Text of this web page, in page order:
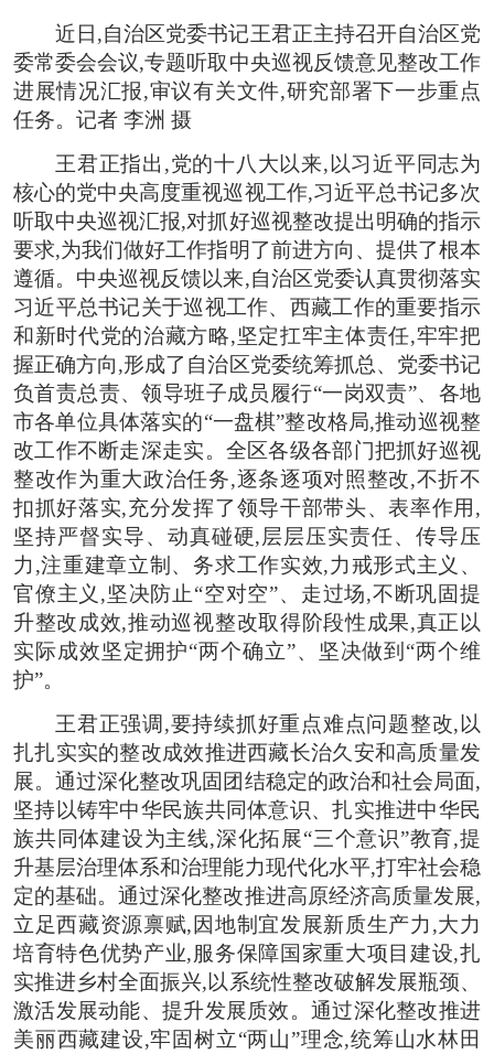
近日,自治区党委书记王君正主持召开自治区党
委常委会会议,专题听取中央巡视反馈意见整改工作
进展情况汇报,审议有关文件,研究部署下一步重点
任务。记者 李洲 摄
王君正指出,党的十八大以来,以习近平同志为
核心的党中央高度重视巡视工作,习近平总书记多次
听取中央巡视汇报,对抓好巡视整改提出明确的指示
要求,为我们做好工作指明了前进方向、提供了根本
遵循。中央巡视反馈以来,自治区党委认真贯彻落实
习近平总书记关于巡视工作、西藏工作的重要指示
和新时代党的治藏方略,坚定扛牢主体责任,牢牢把
握正确方向,形成了自治区党委统筹抓总、党委书记
负首责总责、领导班子成员履行“一岗双责”、各地
市各单位具体落实的“一盘棋”整改格局,推动巡视整
改工作不断走深走实。全区各级各部门把抓好巡视
整改作为重大政治任务,逐条逐项对照整改,不折不
扣抓好落实,充分发挥了领导干部带头、表率作用,
坚持严督实导、动真碰硬,层层压实责任、传导压
力,注重建章立制、务求工作实效,力戒形式主义、
官僚主义,坚决防止“空对空”、走过场,不断巩固提
升整改成效,推动巡视整改取得阶段性成果,真正以
实际成效坚定拥护“两个确立”、坚决做到“两个维
护”。
王君正强调,要持续抓好重点难点问题整改,以
扎扎实实的整改成效推进西藏长治久安和高质量发
展。通过深化整改巩固团结稳定的政治和社会局面,
坚持以铸牢中华民族共同体意识、扎实推进中华民
族共同体建设为主线,深化拓展“三个意识”教育,提
升基层治理体系和治理能力现代化水平,打牢社会稳
定的基础。通过深化整改推进高原经济高质量发展,
立足西藏资源禀赋,因地制宜发展新质生产力,大力
培育特色优势产业,服务保障国家重大项目建设,扎
实推进乡村全面振兴,以系统性整改破解发展瓶颈、
激活发展动能、提升发展质效。通过深化整改推进
美丽西藏建设,牢固树立“两山”理念,统筹山水林田